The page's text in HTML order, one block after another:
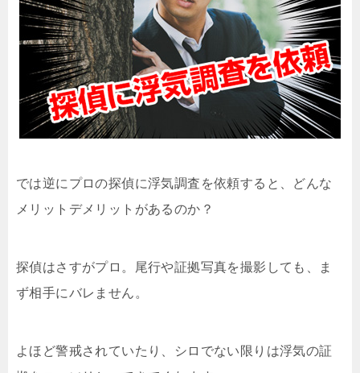
では逆にプロの探偵に浮気調査を依頼すると、どんな
メリットデメリットがあるのか？
探偵はさすがプロ。尾行や証拠写真を撮影しても、ま
ず相手にバレません。
よほど警戒されていたり、シロでない限りは浮気の証